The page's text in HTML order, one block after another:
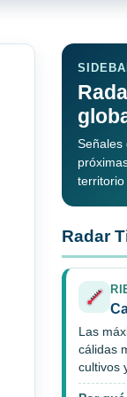
Señales
territorio
Radar
Las
cálidas
cultivos